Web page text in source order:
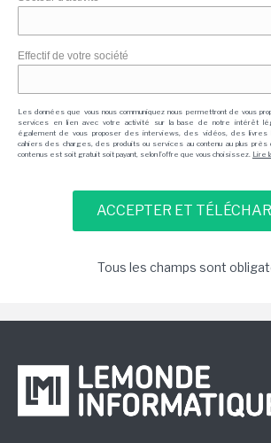
Effectif de votre société
Les données que vous nous communiquez nous permettront de vous
services en lien avec votre activité sur la base de notre intérêt
également de vous proposer des interviews, des vidéos, des livres
cahiers des charges, des produits ou services au contenu au plus
contenus est soit gratuit soit payant, selon l'offre que vous choisissez. Lire
Tous les champs sont